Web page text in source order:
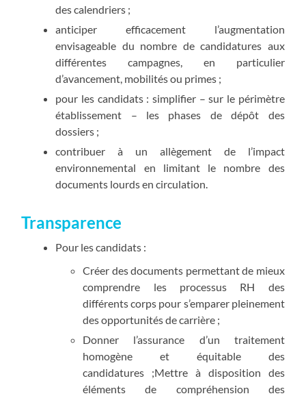
des calendriers ;
anticiper efficacement l’augmentation
envisageable du nombre de candidatures aux
différentes campagnes, en particulier
d’avancement, mobilités ou primes ;
pour les candidats : simplifier – sur le périmètre
établissement – les phases de dépôt des
dossiers ;
contribuer à un allègement de l’impact
environnemental en limitant le nombre des
documents lourds en circulation.
Transparence
Pour les candidats :
Créer des documents permettant de mieux
comprendre les processus RH des
différents corps pour s’emparer pleinement
des opportunités de carrière ;
Donner l’assurance d’un traitement
homogène et équitable des
candidatures ;Mettre à disposition des
éléments de compréhension des